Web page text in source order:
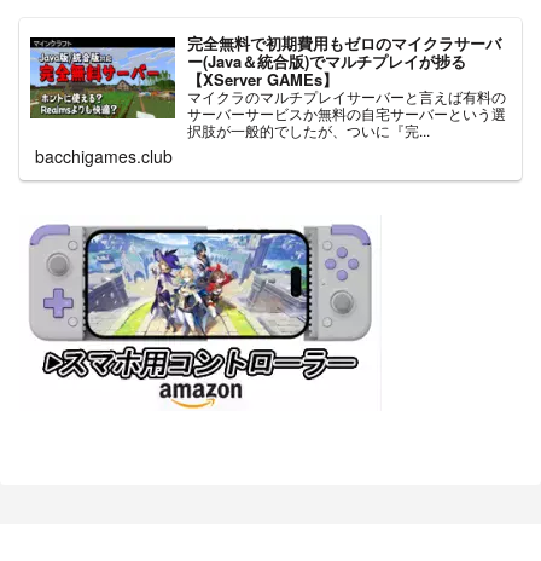
完全無料で初期費用もゼロのマイクラサーバ
ー(Java＆統合版)でマルチプレイが捗る
【XServer GAMEs】
マイクラのマルチプレイサーバーと言えば有料の
サーバーサービスか無料の自宅サーバーという選
択肢が一般的でしたが、ついに『完...
bacchigames.club